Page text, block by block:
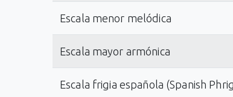
Escala menor melódica
Escala mayor armónica
Escala frigia española (Spanish